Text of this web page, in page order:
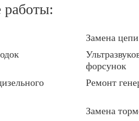
Замена
форсунок
Ремонт
Замена